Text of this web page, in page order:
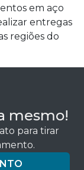
em aço
entregas
regiões do
mesmo!
para tirar